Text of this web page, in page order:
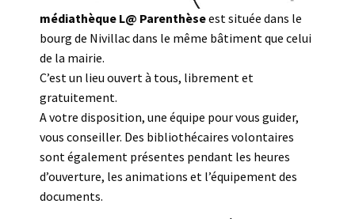
médiathèque L@ Parenthèseest située dans le
bourg de Nivillac dans le même bâtiment que celui
de la mairie.
C’est un lieu ouvert à tous, librement et
gratuitement.
A votre disposition, une équipe pour vous guider,
vous conseiller. Des bibliothécaires volontaires
sont également présentes pendant les heures
d’ouverture, les animations et l’équipement des
documents.